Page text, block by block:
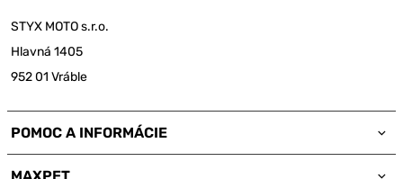
STYX MOTO s.r.o.
Hlavná 1405
952 01 Vráble
POMOC A INFORMÁCIE